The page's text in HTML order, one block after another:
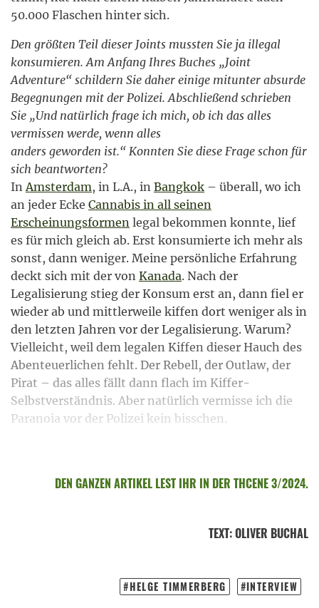
50.000 Flaschen hinter sich.
Den größten Teil dieser Joints mussten Sie ja illegal
konsumieren. Am Anfang Ihres Buches „Joint
Adventure“ schildern Sie daher einige mitunter absurde
Begegnungen mit der Polizei. Abschließend schrieben
Sie „Und natürlich frage ich mich, ob ich das alles
vermissen werde, wenn alles
anders geworden ist.“ Konnten Sie diese Frage schon für
sich beantworten?
InAmsterdam, in L.A., in Bangkok – überall, wo ich
an jeder Ecke Cannabis in all seinen
Erscheinungsformen legal bekommen konnte, lief
es für mich gleich ab. Erst konsumierte ich mehr als
sonst, dann weniger. Meine persönliche Erfahrung
deckt sich mit der von Kanada. Nach der
Legalisierung stieg der Konsum erst an, dann fiel er
wieder ab und mittlerweile kiffen dort weniger als in
den letzten Jahren vor der Legalisierung. Warum?
Vielleicht, weil dem legalen Kiffen dieser Hauch des
Abenteuerlichen fehlt. Der Rebell, der Outlaw, der
Pirat – das alles fällt dann flach im Kiffer-
Selbstverständnis. Aber natürlich vermisse ich die
Paranoia vor der Polizei kein bisschen.
DEN GANZEN ARTIKEL LEST IHR IN DER THCENE 3/2024.
TEXT:OLIVER BUCHAL
HELGE TIMMERBERG INTERVIEW